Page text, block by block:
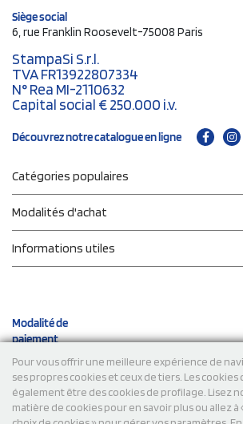
Pour vous offrir une meilleure expérience de
ses propres cookies et ceux de tiers. Les
également être des cookies de profilage. Lisez
matière de cookies pour en savoir plus ou allez
Siège social
6, rue Franklin Roosevelt-75008 Paris
StampaSi S.r.l.
TVA FR13922807334
N° Rea MI-2110632
Capital social € 250.000 i.v.
Découvrez notre catalogue en ligne
Catégories populaires
Modalités d'achat
Informations utiles
Modalité de
paiement
Expéditions